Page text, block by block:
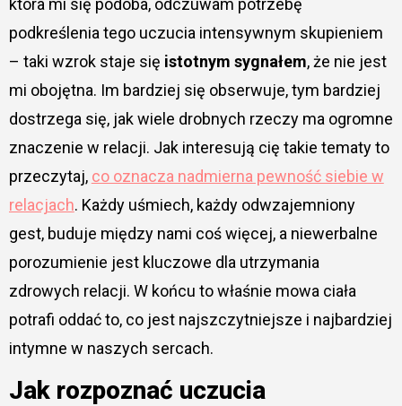
która mi się podoba, odczuwam potrzebę
podkreślenia tego uczucia intensywnym skupieniem
– taki wzrok staje się istotnym sygnałem, że nie jest
mi obojętna. Im bardziej się obserwuje, tym bardziej
dostrzega się, jak wiele drobnych rzeczy ma ogromne
znaczenie w relacji. Jak interesują cię takie tematy to
przeczytaj, co oznacza nadmierna pewność siebie w
relacjach. Każdy uśmiech, każdy odwzajemniony
gest, buduje między nami coś więcej, a niewerbalne
porozumienie jest kluczowe dla utrzymania
zdrowych relacji. W końcu to właśnie mowa ciała
potrafi oddać to, co jest najszczytniejsze i najbardziej
intymne w naszych sercach.
Jak rozpoznać uczucia